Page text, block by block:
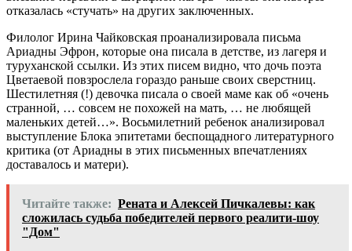
отказалась «стучать» на других заключенных.
Филолог Ирина Чайковская проанализировала письма
Ариадны Эфрон, которые она писала в детстве, из лагеря и
туруханской ссылки. Из этих писем видно, что дочь поэта
Цветаевой повзрослела гораздо раньше своих сверстниц.
Шестилетняя (!) девочка писала о своей маме как об «очень
странной, … совсем не похожей на мать, … не любящей
маленьких детей…». Восьмилетний ребенок анализировал
выступление Блока эпитетами беспощадного литературного
критика (от Ариадны в этих письменных впечатлениях
доставалось и матери).
Читайте также: Рената и Алексей Пичкалевы: как
сложилась судьба победителей первого реалити-шоу
"Дом"